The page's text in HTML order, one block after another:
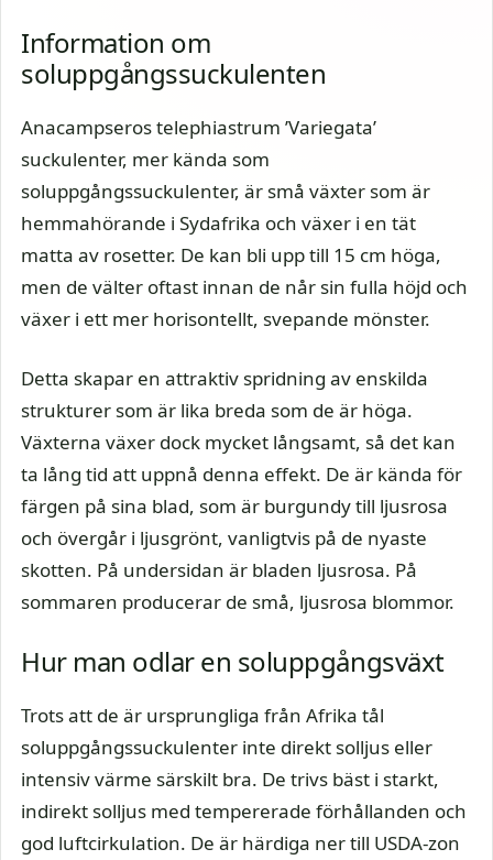
Information om
soluppgångssuckulenten
Anacampseros telephiastrum ’Variegata’
suckulenter, mer kända som
soluppgångssuckulenter, är små växter som är
hemmahörande i Sydafrika och växer i en tät
matta av rosetter. De kan bli upp till 15 cm höga,
men de välter oftast innan de når sin fulla höjd och
växer i ett mer horisontellt, svepande mönster.
Detta skapar en attraktiv spridning av enskilda
strukturer som är lika breda som de är höga.
Växterna växer dock mycket långsamt, så det kan
ta lång tid att uppnå denna effekt. De är kända för
färgen på sina blad, som är burgundy till ljusrosa
och övergår i ljusgrönt, vanligtvis på de nyaste
skotten. På undersidan är bladen ljusrosa. På
sommaren producerar de små, ljusrosa blommor.
Hur man odlar en soluppgångsväxt
Trots att de är ursprungliga från Afrika tål
soluppgångssuckulenter inte direkt solljus eller
intensiv värme särskilt bra. De trivs bäst i starkt,
indirekt solljus med tempererade förhållanden och
god luftcirkulation. De är härdiga ner till USDA-zon